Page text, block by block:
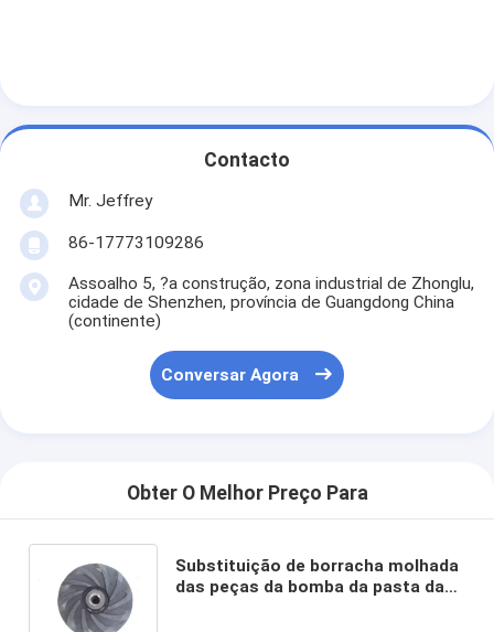
Sobre nós
Controle de Qualidade
entre em contato conosco
Conversar Agora
Ecer
Contacto
Mr. Jeffrey
86-17773109286
Assoalho 5, ?a construção, zona industrial de Zhonglu,
cidade de Shenzhen, província de Guangdong China
(continente)
Conversar Agora
Obter O Melhor Preço Para
Substituição de borracha molhada
das peças da bomba da pasta da